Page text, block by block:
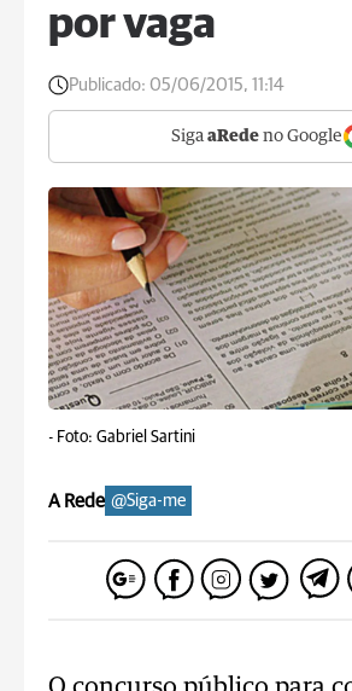
por vaga
Publicado: 05/06/2015, 11:14
Siga aRede no Google
- Foto: Gabriel Sartini
A Rede @Siga-me